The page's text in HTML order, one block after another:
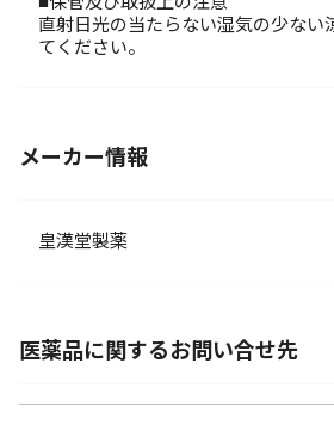
直射日光の当たらない湿気の少ない
てください。
メーカー情報
皇漢堂製薬
医薬品に関するお問い合せ先